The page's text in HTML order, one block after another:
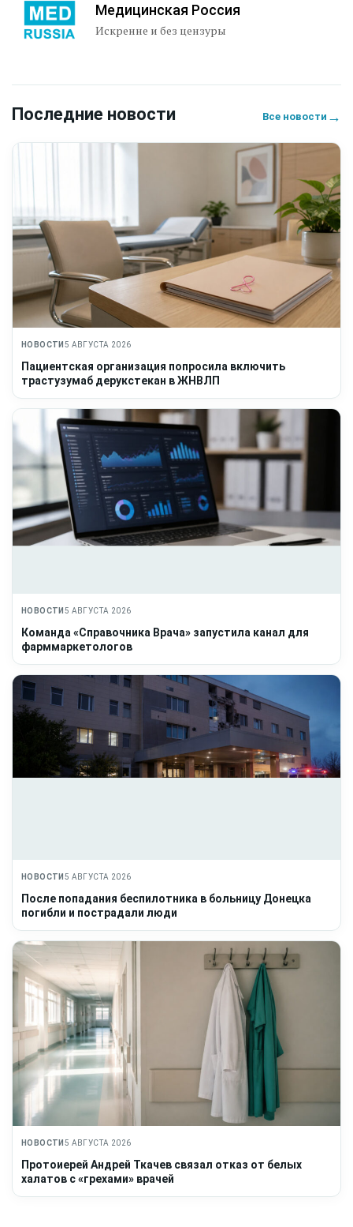
Медицинская Россия
Искренне и без цензуры
Последние новости Все новости →
НОВОСТИ 5 АВГУСТА 2026
Пациентская организация попросила включить
трастузумаб дерукстекан в ЖНВЛП
НОВОСТИ 5 АВГУСТА 2026
Команда «Справочника Врача» запустила канал для
фарммаркетологов
НОВОСТИ 5 АВГУСТА 2026
После попадания беспилотника в больницу Донецка
погибли и пострадали люди
НОВОСТИ 5 АВГУСТА 2026
Протоиерей Андрей Ткачев связал отказ от белых
халатов с «грехами» врачей